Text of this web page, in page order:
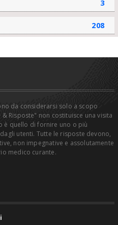
3
208
da considerarsi solo a scopo
Risposte" non costituisce una visita
è quello di fornire uno o più
utenti. Tutte le risposte devono,
non impegnative e assolutamente
medico curante.